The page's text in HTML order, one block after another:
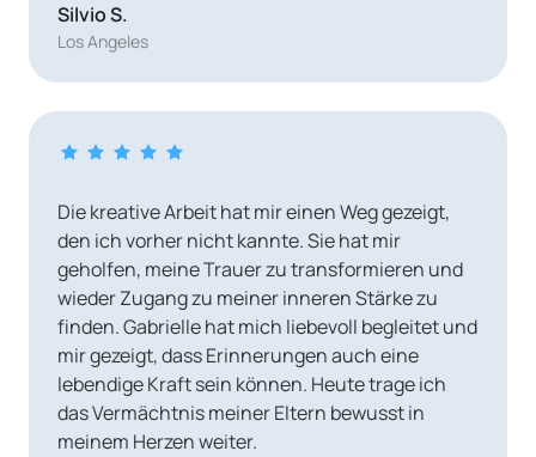
Silvio S.
Los Angeles
Die kreative Arbeit hat mir einen Weg gezeigt,
den ich vorher nicht kannte. Sie hat mir
geholfen, meine Trauer zu transformieren und
wieder Zugang zu meiner inneren Stärke zu
finden. Gabrielle hat mich liebevoll begleitet und
mir gezeigt, dass Erinnerungen auch eine
lebendige Kraft sein können. Heute trage ich
das Vermächtnis meiner Eltern bewusst in
meinem Herzen weiter.